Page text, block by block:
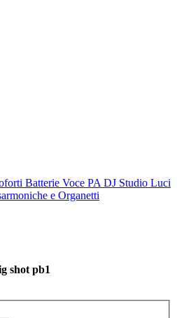
Batterie Voce PA DJ Studio Luci
e Organetti
shot pb1